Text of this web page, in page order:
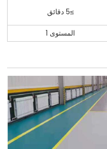
≥5 دقائق
المستوى 1